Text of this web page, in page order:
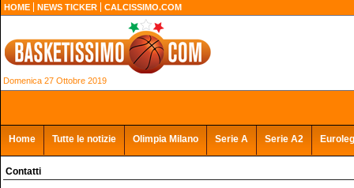
HOME NEWS TICKER CALCISSIMO.COM
Domenica 27 Ottobre 2019
Home Tutte le notizie Olimpia Milano Serie A Serie A2
Contatti